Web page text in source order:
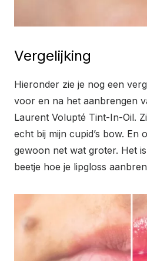
Vergelijking
Hieronder zie je nog een
voor en na het aanbrengen
Laurent Volupté Tint-In-Oil.
echt bij mijn cupid’s bow. En
gewoon net wat groter. Het
beetje hoe je lipgloss